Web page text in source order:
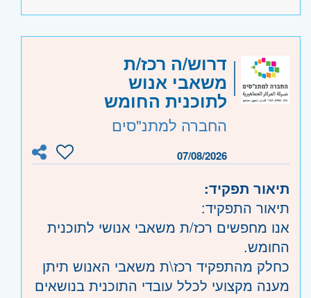
היקף משרה: משרה מלאה
קוד משרה:965317
אזור: מרכז - תל אביב, חולון ובת-ים
- אשדוד, קרית גת, קרית מלאכי
- ראשון לציון ונס- ציונה, רמלה לוד,
רחובות, יבנה
דרוש/ה רכז/ת
משאבי אנוש
לתוכנית החומש
החברה למתנ"סים
07/08/2026
תיאור תפקיד:
תיאור התפקיד:
אנו מחפשים רכז/ת משאבי אנושי לתוכנית
החומש.
כחלק מהתפקיד רכז\ת משאבי האנוש תיתן
מענה מקצועי לכלל עובדי התוכנית בנושאים